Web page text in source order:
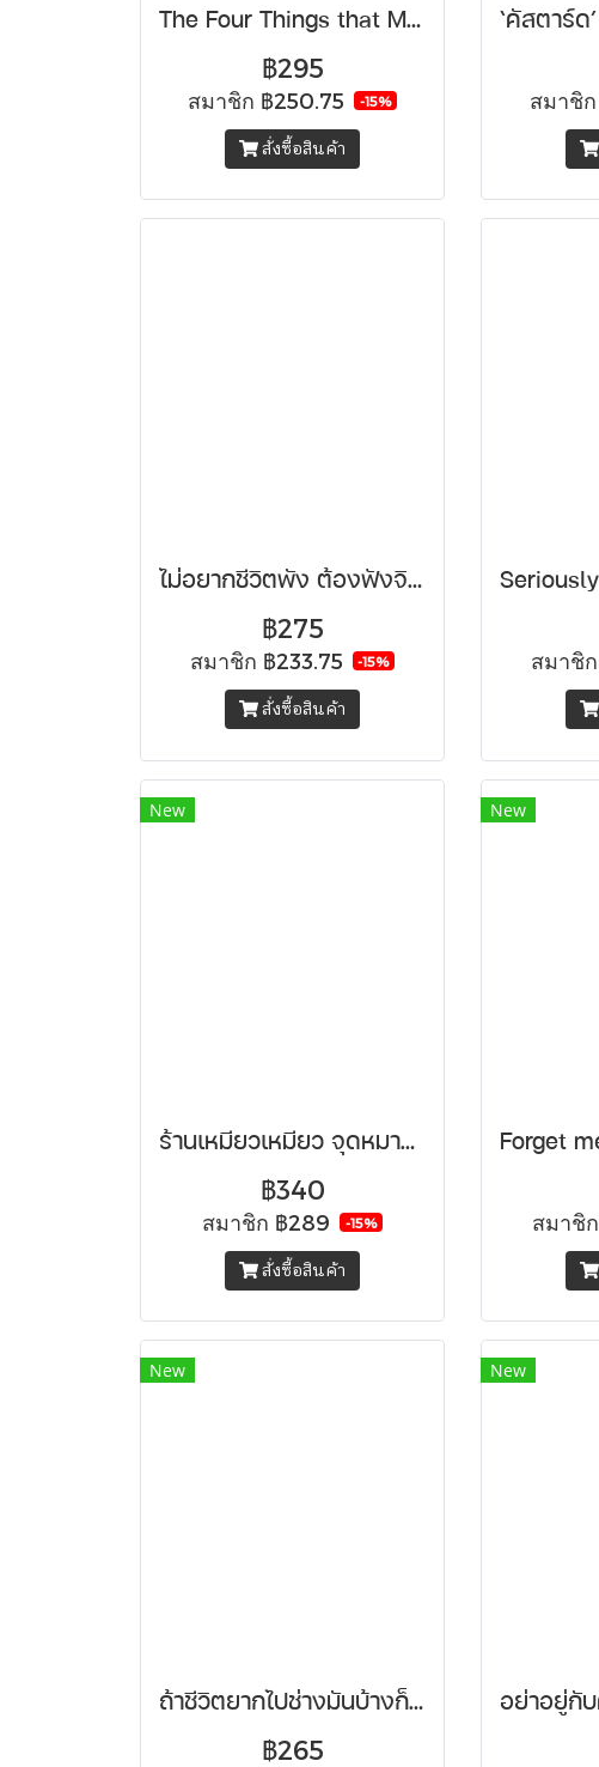
The Four Things that Matter Most สี่คำสำคัญของชีวิต
฿295
สมาชิก ฿250.75 -15%
สั่งซื้อสินค้า
สมาชิก
ไม่อยากชีวิตพัง ต้องฟังจิตแพทย์
฿275
สมาชิก ฿233.75 -15%
สั่งซื้อสินค้า
สมาชิก
New
ร้านเหมียวเหมียว จุดหมายเดียวของคนอยากพัก
฿340
สมาชิก ฿289 -15%
สั่งซื้อสินค้า
New
สมาชิก
New
ถ้าชีวิตยากไปช่างมันบ้างก็ได้นะ
฿265
New